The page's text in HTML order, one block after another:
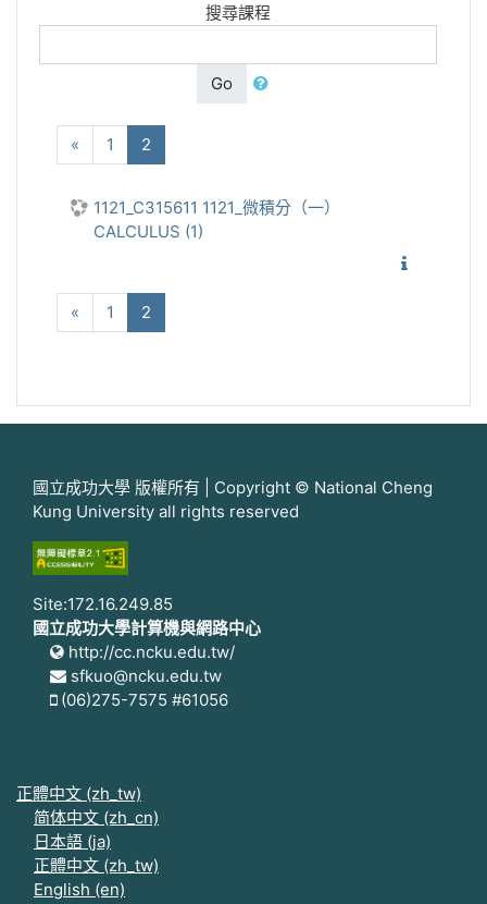
搜尋課程
Go
« 向前1 2
1121_C315611 1121_微積分（一）
CALCULUS (1)
« 向前1 2
國立成功大學 版權所有 | Copyright © National Cheng
Kung University all rights reserved
Site:172.16.249.85
國立成功大學計算機與網路中心
http://cc.ncku.edu.tw/
sfkuo@ncku.edu.tw
(06)275-7575 #61056
正體中文 ‎(zh_tw)‎
简体中文 ‎(zh_cn)‎
日本語 ‎(ja)‎
正體中文 ‎(zh_tw)‎
English ‎(en)‎